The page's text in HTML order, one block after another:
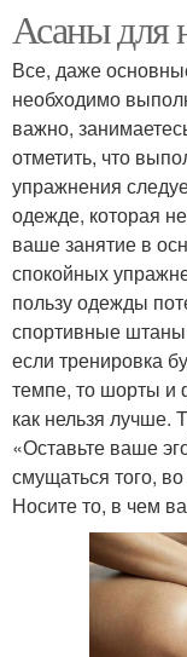
Асаны для
Все, даже
необходимо
важно,
отметить, что
упражнения
одежде, которая
ваше занятие в
спокойных
пользу одежды
спортивные
если тренировка
темпе, то шорты и
как нельзя лучше.
«Оставьте ваше
смущаться того,
Носите то, в чем